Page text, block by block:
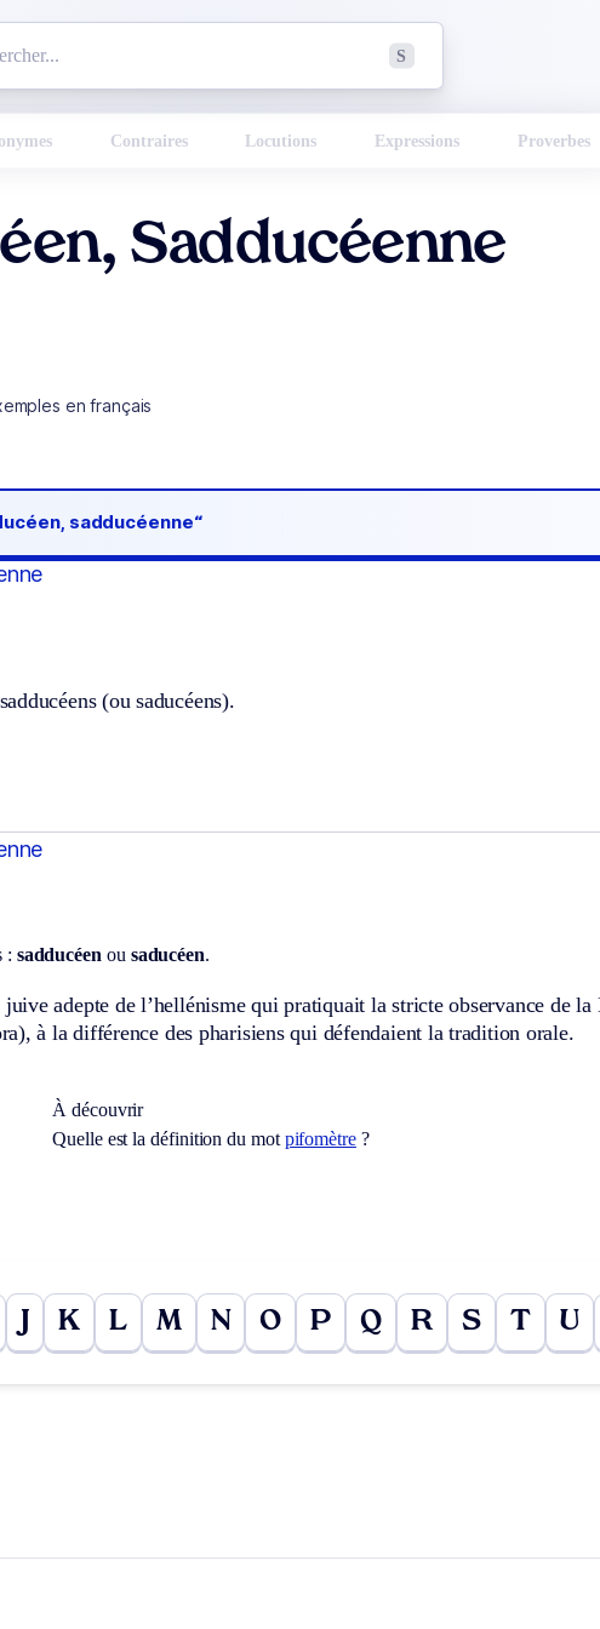
S
Contraires Locutions Expressions Proverbes
Sadducéenne
en français
sadducéenne“
(ou saducéens).
: sadducéen ou saducéen.
juive adepte de l’hellénisme qui pratiquait la stricte observance de la
à la différence des pharisiens qui défendaient la tradition orale.
À découvrir
Quelle est la définition du mot pifomètre?
K L M N O P Q R S T U